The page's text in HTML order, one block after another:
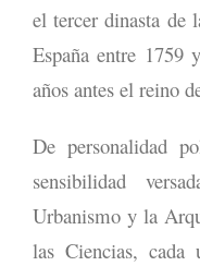
el tercer dinasta de
España entre 1759
años antes el reino
De personalidad
sensibilidad
Urbanismo y la
las Ciencias, cada